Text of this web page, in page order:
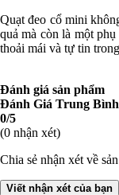
Quạt đeo cổ mini
quả mà còn là một
thoải mái và tự tin
Đánh giá sản phẩm
Đánh Giá Trung Bình
0/5
(0 nhận xét)
Chia sẻ nhận xét về
Viết nhận xét của bạn